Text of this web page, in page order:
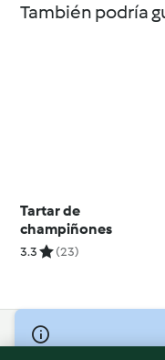
También podría
Tartar de
champiñones
3.3 (23)
© Copyright 2026